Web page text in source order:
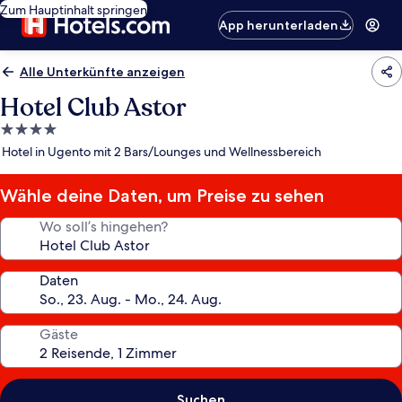
Zum Hauptinhalt springen
App herunterladen
Alle Unterkünfte anzeigen
Hotel Club Astor
4.0-
Sterne-
Hotel in Ugento mit 2 Bars/Lounges und Wellnessbereich
Wähle deine Daten, um Preise zu sehen
Wo soll’s hingehen?
Daten
Gäste